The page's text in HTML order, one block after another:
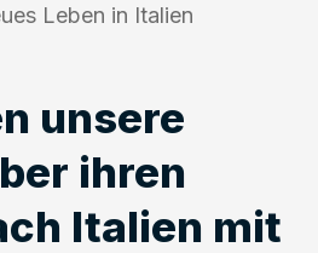
Leben in Italien
unsere
ihren
Italien mit